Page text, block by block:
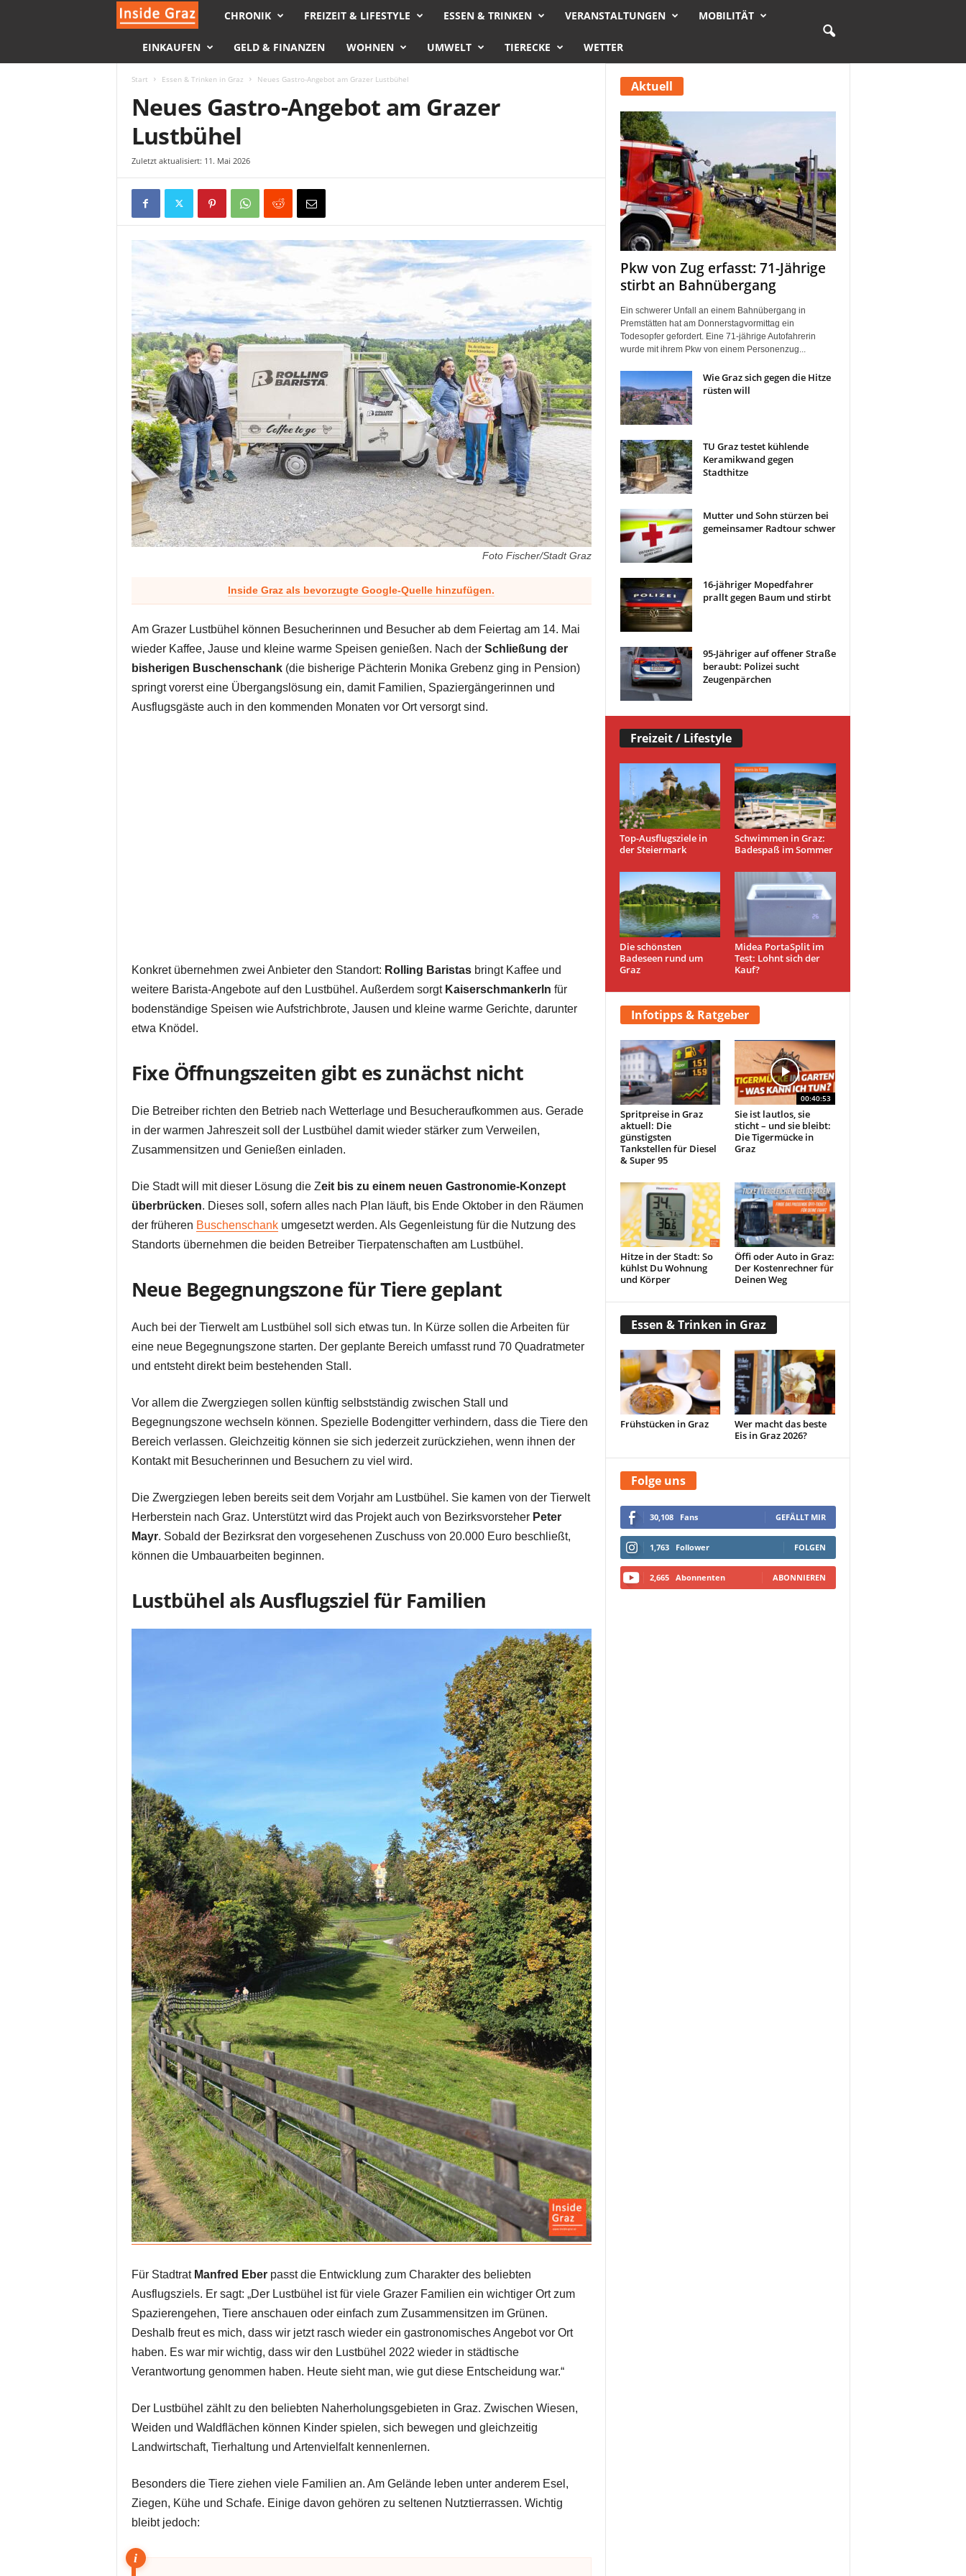
s
i
d
G
z
CHRONIK FREIZEIT & LIFESTYLE ESSEN & TRINKEN VERANSTALTUNGEN MOBILITÄT
EINKAUFEN GELD & FINANZEN WOHNEN UMWELT TIERECKE WETTER
Start Essen & Trinken in Graz Neues Gastro-Angebot am Grazer Lustbühel
Neues Gastro-Angebot am Grazer
Lustbühel
Zuletzt aktualisiert: 11. Mai 2026
Foto Fischer/Stadt Graz
Inside Graz als bevorzugte Google-Quelle hinzufügen.
Am Grazer Lustbühel können Besucherinnen und Besucher ab dem Feiertag am 14. Mai
wieder Kaffee, Jause und kleine warme Speisen genießen. Nach der Schließung der
bisherigen Buschenschank(die bisherige Pächterin Monika Grebenz ging in Pension)
springt vorerst eine Übergangslösung ein, damit Familien, Spaziergängerinnen und
Ausflugsgäste auch in den kommenden Monaten vor Ort versorgt sind.
Konkret übernehmen zwei Anbieter den Standort: Rolling Baristasbringt Kaffee und
weitere Barista-Angebote auf den Lustbühel. Außerdem sorgt Kaiserschmankerln für
bodenständige Speisen wie Aufstrichbrote, Jausen und kleine warme Gerichte, darunter
etwa Knödel.
Fixe Öffnungszeiten gibt es zunächst nicht
Die Betreiber richten den Betrieb nach Wetterlage und Besucheraufkommen aus. Gerade
in der warmen Jahreszeit soll der Lustbühel damit wieder stärker zum Verweilen,
Zusammensitzen und Genießen einladen.
Die Stadt will mit dieser Lösung die Zeit bis zu einem neuen Gastronomie-Konzept
überbrücken. Dieses soll, sofern alles nach Plan läuft, bis Ende Oktober in den Räumen
der früheren Buschenschankumgesetzt werden. Als Gegenleistung für die Nutzung des
Standorts übernehmen die beiden Betreiber Tierpatenschaften am Lustbühel.
Neue Begegnungszone für Tiere geplant
Auch bei der Tierwelt am Lustbühel soll sich etwas tun. In Kürze sollen die Arbeiten für
eine neue Begegnungszone starten. Der geplante Bereich umfasst rund 70 Quadratmeter
und entsteht direkt beim bestehenden Stall.
Vor allem die Zwergziegen sollen künftig selbstständig zwischen Stall und
Begegnungszone wechseln können. Spezielle Bodengitter verhindern, dass die Tiere den
Bereich verlassen. Gleichzeitig können sie sich jederzeit zurückziehen, wenn ihnen der
Kontakt mit Besucherinnen und Besuchern zu viel wird.
Die Zwergziegen leben bereits seit dem Vorjahr am Lustbühel. Sie kamen von der Tierwelt
Herberstein nach Graz. Unterstützt wird das Projekt auch von Bezirksvorsteher Peter
Mayr. Sobald der Bezirksrat den vorgesehenen Zuschuss von 20.000 Euro beschließt,
können die Umbauarbeiten beginnen.
Lustbühel als Ausflugsziel für Familien
Für Stadtrat Manfred Eberpasst die Entwicklung zum Charakter des beliebten
Ausflugsziels. Er sagt: „Der Lustbühel ist für viele Grazer Familien ein wichtiger Ort zum
Spazierengehen, Tiere anschauen oder einfach zum Zusammensitzen im Grünen.
Deshalb freut es mich, dass wir jetzt rasch wieder ein gastronomisches Angebot vor Ort
haben. Es war mir wichtig, dass wir den Lustbühel 2022 wieder in städtische
Verantwortung genommen haben. Heute sieht man, wie gut diese Entscheidung war.“
Der Lustbühel zählt zu den beliebten Naherholungsgebieten in Graz. Zwischen Wiesen,
Weiden und Waldflächen können Kinder spielen, sich bewegen und gleichzeitig
Landwirtschaft, Tierhaltung und Artenvielfalt kennenlernen.
Besonders die Tiere ziehen viele Familien an. Am Gelände leben unter anderem Esel,
Ziegen, Kühe und Schafe. Einige davon gehören zu seltenen Nutztierrassen. Wichtig
bleibt jedoch:
Aktuell
Pkw von Zug erfasst: 71-Jährige
stirbt an Bahnübergang
Ein schwerer Unfall an einem Bahnübergang in
Premstätten hat am Donnerstagvormittag ein
Todesopfer gefordert. Eine 71-jährige Autofahrerin
wurde mit ihrem Pkw von einem Personenzug...
Wie Graz sich gegen die Hitze
rüsten will
TU Graz testet kühlende
Keramikwand gegen
Stadthitze
Mutter und Sohn stürzen bei
gemeinsamer Radtour schwer
16-jähriger Mopedfahrer
prallt gegen Baum und stirbt
95-Jähriger auf offener Straße
beraubt: Polizei sucht
Zeugenpärchen
Freizeit / Lifestyle
Top-Ausflugsziele in
der Steiermark
Schwimmen in Graz:
Badespaß im Sommer
Die schönsten
Badeseen rund um
Graz
Midea PortaSplit im
Test: Lohnt sich der
Kauf?
Infotipps & Ratgeber
Spritpreise in Graz
aktuell: Die
günstigsten
Tankstellen für Diesel
& Super 95
00:40:53
Sie ist lautlos, sie
sticht – und sie bleibt:
Die Tigermücke in
Graz
Hitze in der Stadt: So
kühlst Du Wohnung
und Körper
Öffi oder Auto in Graz:
Der Kostenrechner für
Deinen Weg
Essen & Trinken in Graz
Frühstücken in Graz
Wer macht das beste
Eis in Graz 2026?
Folge uns
30,108 Fans GEFÄLLT MIR
1,763 Follower FOLGEN
2,665 Abonnenten ABONNIEREN